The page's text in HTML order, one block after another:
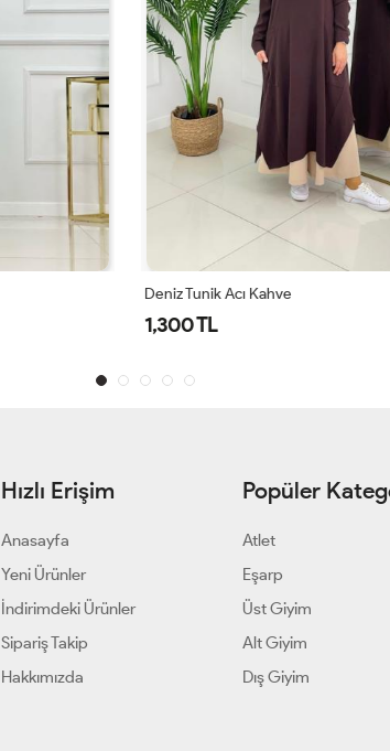
Deniz Tunik Mor
1,300 TL
Hızlı Erişim
Anasayfa
Yeni Ürünler
İndirimdeki Ürünler
Sipariş Takip
Hakkımızda
Popüler
Atlet
Eşarp
Üst Giyim
Alt Giyim
Dış Giyim